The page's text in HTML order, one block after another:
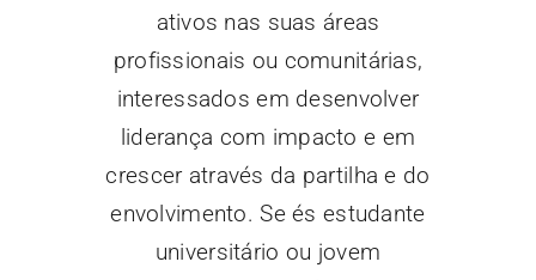
ativos nas suas áreas
profissionais ou comunitárias,
interessados em desenvolver
liderança com impacto e em
crescer através da partilha e do
envolvimento. Se és estudante
universitário ou jovem